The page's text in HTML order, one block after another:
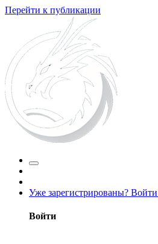
Перейти к публикации
Уже зарегистрированы? Войти
Войти